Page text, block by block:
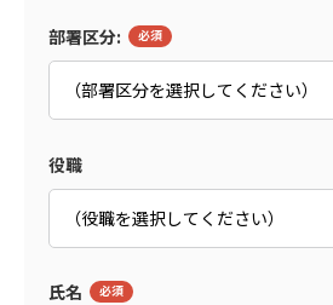
People Trees合同会社
Co-CEO
パートナー詳細をみる
部署区分:
役職
氏名